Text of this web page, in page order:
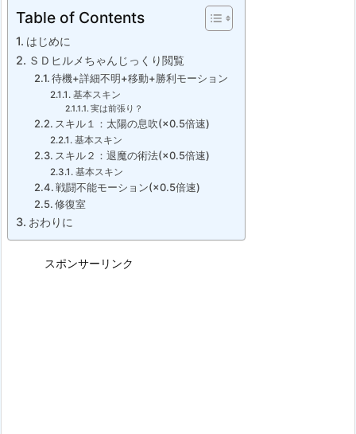
Table of Contents
はじめに
ＳＤヒルメちゃんじっくり閲覧
待機+詳細不明+移動+勝利モーション
基本スキン
実は前張り？
スキル１：太陽の息吹(×0.5倍速)
基本スキン
スキル２：退魔の術法(×0.5倍速)
基本スキン
戦闘不能モーション(×0.5倍速)
修復室
おわりに
スポンサーリンク